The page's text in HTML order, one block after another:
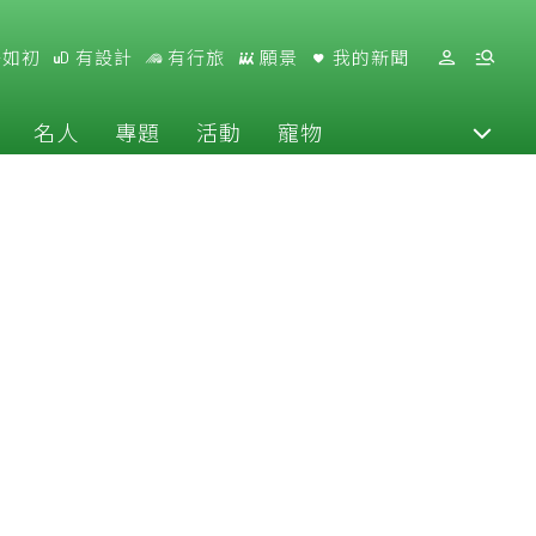
初 有設計 有行旅 願景 我的新聞
名人 專題 活動 寵物